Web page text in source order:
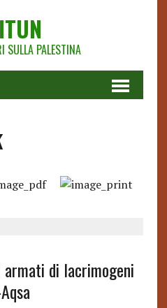
SULLA PALESTINA
di lacrimogeni